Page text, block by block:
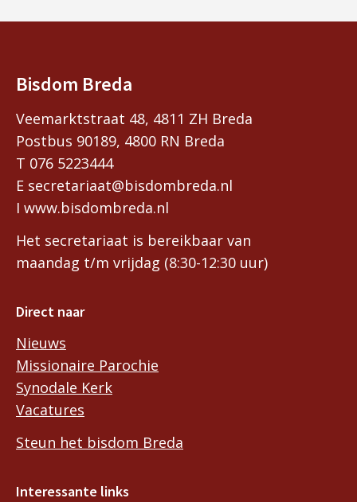
Bisdom Breda
Veemarktstraat 48, 4811 ZH Breda
Postbus 90189, 4800 RN Breda
T 076 5223444
E secretariaat@bisdombreda.nl
I www.bisdombreda.nl
Het secretariaat is bereikbaar van
maandag t/m vrijdag (8:30-12:30 uur)
Direct naar
Nieuws
Missionaire Parochie
Synodale Kerk
Vacatures
Steun het bisdom Breda
Interessante links